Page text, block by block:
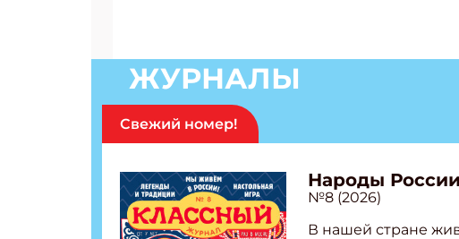
ЖУРНАЛЫ
Свежий номер!
Народы России
№8 (2026)
В нашей стране